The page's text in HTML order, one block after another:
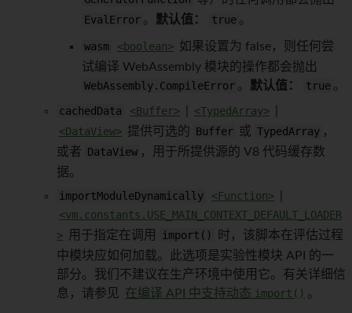
EvalError 。 默认值： true 。
wasm <boolean> 如果设置为 false，则任何尝
试编译 WebAssembly 模块的操作都会抛出
WebAssembly.CompileError 。 默认值： true 。
cachedData
<Buffer> <TypedArray>
<DataView> 提供可选的 Buffer 或 TypedArray ，
或者 DataView ，用于所提供源的 V8 代码缓存数
据。
importModuleDynamically
<Function>
<vm.constants.USE_MAIN_CONTEXT_DEFAULT_LOADER
>
用于指定在调用 import()
时，该脚本在评估过程
中模块应如何加载。此选项是实验性模块 API 的一
部分。我们不建议在生产环境中使用它。有关详细信
息，请参见 在编译 API 中支持动态 import() 。